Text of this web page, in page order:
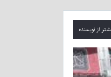
از نویسنده